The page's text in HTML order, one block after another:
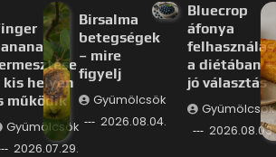
kis helyen
működik
Gyümölcsök
2026.07.29.
Birsalma
betegségek
– mire
figyelj
Gyümölcsök
2026.08.04.
Bluecrop
áfonya
felhasználás
a diétában –
jó választás
Gyümölcsök
2026.08.03.